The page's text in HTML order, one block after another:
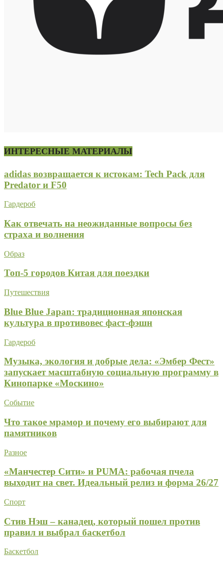
ИНТЕРЕСНЫЕ МАТЕРИАЛЫ
adidas возвращается к истокам: Tech Pack для
Predator и F50
Гардероб
Как отвечать на неожиданные вопросы без
страха и волнения
Образ
Топ-5 городов Китая для поездки
Путешествия
Blue Blue Japan: традиционная японская
культура в противовес фаст-фэшн
Гардероб
Музыка, экология и добрые дела: «Эмбер Фест»
запускает масштабную социальную программу в
Кинопарке «Москино»
Событие
Что такое мрамор и почему его выбирают для
памятников
Разное
«Манчестер Сити» и PUMA: рабочая пчела
выходит на свет. Идеальный релиз и форма 26/27
Спорт
Стив Нэш – канадец, который пошел против
правил и выбрал баскетбол
Баскетбол